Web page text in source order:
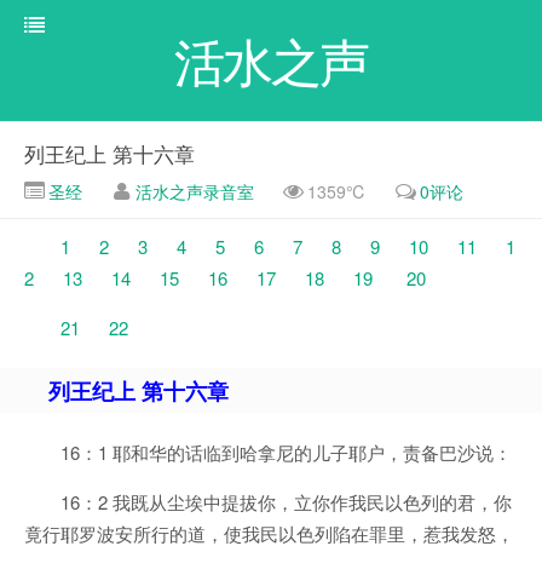
活水之声
列王纪上 第十六章
圣经 活水之声录音室 1359℃ 0评论
1 2 3 4 5 6 7 8 9 10 11
1
2
13 14 15 16 17 18 19
20
21
22
列王纪上 第十六章
16：1 耶和华的话临到哈拿尼的儿子耶户，责备巴沙说：
16：2 我既从尘埃中提拔你，立你作我民以色列的君，你
竟行耶罗波安所行的道，使我民以色列陷在罪里，惹我发怒，